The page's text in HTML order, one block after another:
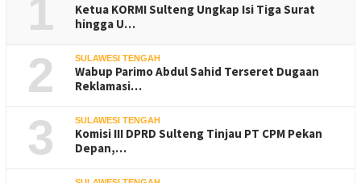
1
Ketua KORMI Sulteng Ungkap Isi Tiga Surat
hingga U…
2 SULAWESI TENGAH
Wabup Parimo Abdul Sahid Terseret Dugaan
Reklamasi…
3 SULAWESI TENGAH
Komisi III DPRD Sulteng Tinjau PT CPM Pekan
Depan,…